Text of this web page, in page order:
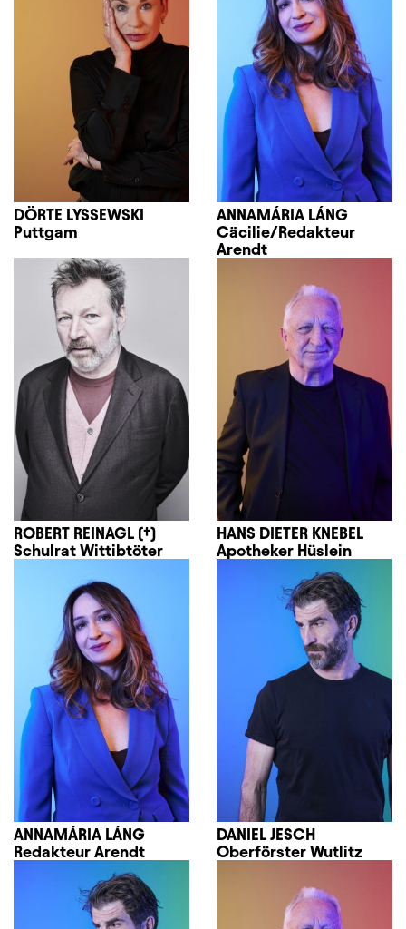
DÖRTE LYSSEWSKI
Puttgam
ANNAMÁRIA LÁNG
Cäcilie/Redakteur
Arendt
ROBERT REINAGL (†)
Schulrat Wittibtöter
HANS DIETER KNEBEL
Apotheker Hüslein
ANNAMÁRIA LÁNG
Redakteur Arendt
DANIEL JESCH
Oberförster Wutlitz